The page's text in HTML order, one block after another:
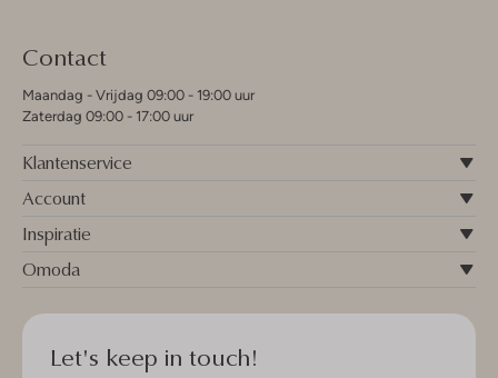
Contact
Maandag - Vrijdag 09:00 - 19:00 uur
Zaterdag 09:00 - 17:00 uur
Klantenservice
Account
Inspiratie
Omoda
Let's keep in touch!